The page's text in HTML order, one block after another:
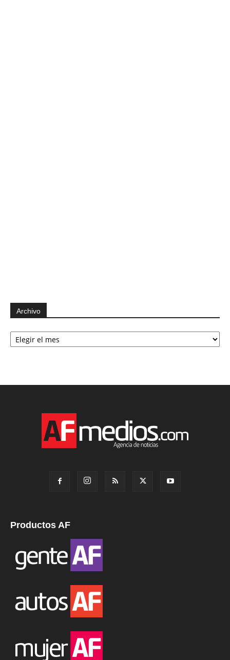
Archivo
Archivo
Productos AF